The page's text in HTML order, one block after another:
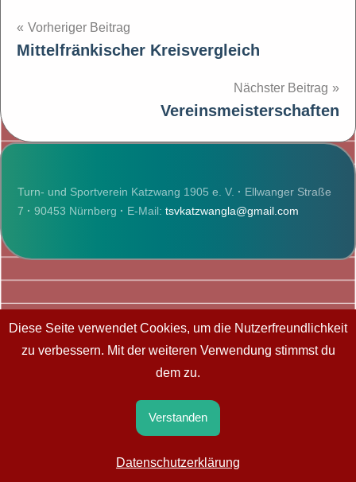
Beitragsnavigation
Vorheriger Beitrag
Mittelfränkischer Kreisvergleich
Nächster Beitrag
Vereinsmeisterschaften
Turn- und Sportverein Katzwang 1905 e. V. · Ellwanger Straße
7 · 90453 Nürnberg · E-Mail: tsvkatzwangla@gmail.com
Diese Seite verwendet Cookies, um die Nutzerfreundlichkeit
zu verbessern. Mit der weiteren Verwendung stimmst du
dem zu.
Verstanden
Datenschutzerklärung